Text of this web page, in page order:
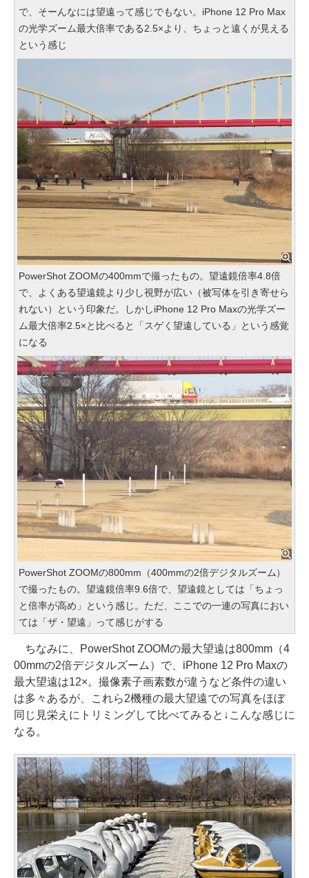
で、そーんなには望遠って感じでもない。iPhone 12 Pro Max
の光学ズーム最大倍率である2.5×より、ちょっと遠くが見える
という感じ
PowerShot ZOOMの400mmで撮ったもの。望遠鏡倍率4.8倍
で、よくある望遠鏡より少し視野が広い（被写体を引き寄せら
れない）という印象だ。しかしiPhone 12 Pro Maxの光学ズー
ム最大倍率2.5×と比べると「スゲく望遠している」という感覚
になる
PowerShot ZOOMの800mm（400mmの2倍デジタルズーム）
で撮ったもの。望遠鏡倍率9.6倍で、望遠鏡としては「ちょっ
と倍率が高め」という感じ。ただ、ここでの一連の写真におい
ては「ザ・望遠」って感じがする
ちなみに、PowerShot ZOOMの最大望遠は800mm（4
00mmの2倍デジタルズーム）で、iPhone 12 Pro Maxの
最大望遠は12×。撮像素子画素数が違うなど条件の違い
は多々あるが、これら2機種の最大望遠での写真をほぼ
同じ見栄えにトリミングして比べてみると↓こんな感じに
なる。